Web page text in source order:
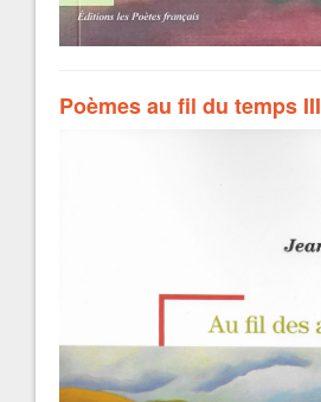
Poèmes au fil du temps III